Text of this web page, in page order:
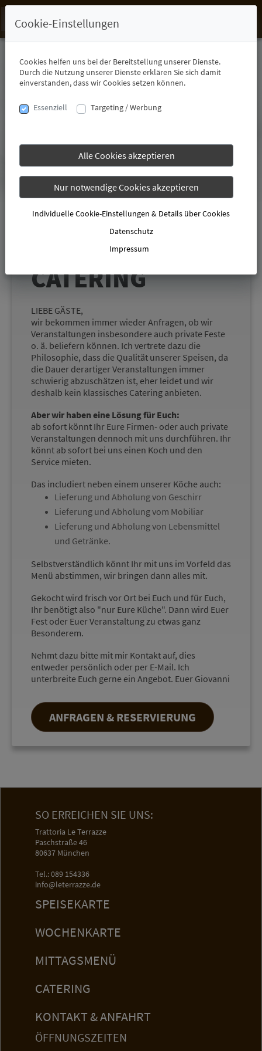
CATERING
LIEBE GÄSTE,
wir bekommen immer wieder Anfragen, ob wir
Veranstaltungen insbesondere auch private Feste
o. ä. beliefern können. Ich vertrete dazu die
Philosophie, dass die Qualität unserer Speisen, da
die Dauer derartiger Veranstaltungen immer
schwierig abzuschätzen ist, eher leidet und wir
deshalb kein klassisches Catering anbieten.
Aber wir haben eine Lösung für Euch:
ab sofort könnt Ihr Eure Firmen- oder auch private
Veranstaltungen dennoch mit uns durchführen. Ihr
könnt ab sofort bei uns einen Koch und den
Service mieten.
Das includiert neben einem unserer Köche auch:
Lieferung und Abholung von Geschirr
Lieferung und Abholung vom Mobiliar
Lieferung und Abholung von Lebensmittel
und Getränke.
Selbstverständlich könnt Ihr mit uns im Vorfeld das
Menü abstimmen, wir bringen dann alles mit.
Gekocht wird frisch vor Ort bei Euch und für Euch,
Ihr benötigt also "nur Eure Küche". Dann wird Euer
Fest oder Euer Veranstaltung zu etwas ganz
Besonderem.
Nehmt dazu bitte mit mir Kontakt auf, dies
entweder persönlich oder per E-Mail. Ich
unterbreite Euch gerne ein Angebot. Euer Giovanni
ANFRAGEN & RESERVIERUNG
SO ERREICHEN SIE UNS:
Trattoria Le Terrazze
Paschstraße 46
80637 München
Tel.:089 154336
info@leterrazze.de
SPEISEKARTE
WOCHENKARTE
MITTAGSMENÜ
CATERING
KONTAKT & ANFAHRT
ÖFFNUNGSZEITEN
Cookie-Einstellungen
Cookies helfen uns bei der Bereitstellung unserer Dienste.
Durch die Nutzung unserer Dienste erklären Sie sich damit
einverstanden, dass wir Cookies setzen können.
Essenziell Targeting / Werbung
Alle Cookies akzeptieren
Nur notwendige Cookies akzeptieren
Individuelle Cookie-Einstellungen & Details über Cookies
Datenschutz
Impressum